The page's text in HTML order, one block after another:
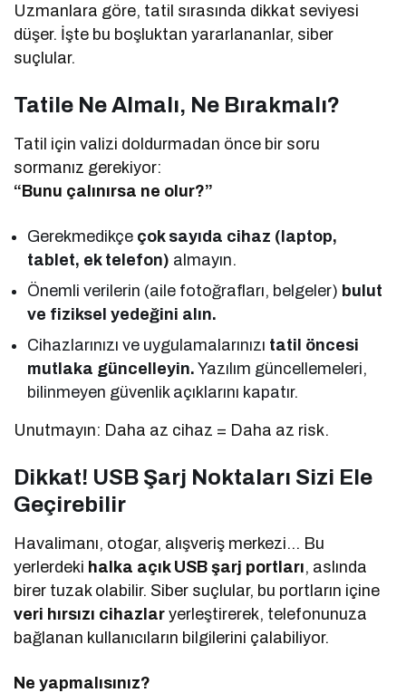
Uzmanlara göre, tatil sırasında dikkat seviyesi
düşer. İşte bu boşluktan yararlananlar, siber
suçlular.
Tatile Ne Almalı, Ne Bırakmalı?
Tatil için valizi doldurmadan önce bir soru
sormanız gerekiyor:
“Bunu çalınırsa ne olur?”
Gerekmedikçe çok sayıda cihaz (laptop,
tablet, ek telefon) almayın.
Önemli verilerin (aile fotoğrafları, belgeler) bulut
ve fiziksel yedeğini alın.
Cihazlarınızı ve uygulamalarınızı tatil öncesi
mutlaka güncelleyin. Yazılım güncellemeleri,
bilinmeyen güvenlik açıklarını kapatır.
Unutmayın: Daha az cihaz = Daha az risk.
Dikkat! USB Şarj Noktaları Sizi Ele
Geçirebilir
Havalimanı, otogar, alışveriş merkezi… Bu
yerlerdeki halka açık USB şarj portları, aslında
birer tuzak olabilir. Siber suçlular, bu portların içine
veri hırsızı cihazlar yerleştirerek, telefonunuza
bağlanan kullanıcıların bilgilerini çalabiliyor.
Ne yapmalısınız?